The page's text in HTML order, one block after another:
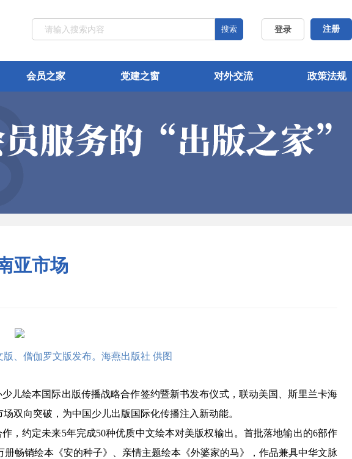
登录 注册
搜索
会员之家 党建之窗 对外交流 政策法规
亚市场
版、僧伽罗文版发布。海燕出版社 供图
绘本国际出版传播战略合作签约暨新书发布仪式，联动美国、斯里兰卡海
双向突破，为中国少儿出版国际化传播注入新动能。
约定未来5年完成50种优质中文绘本对美版权输出。首批落地输出的6部作
畅销绘本《安的种子》、亲情主题绘本《外婆家的马》，作品兼具中华文脉